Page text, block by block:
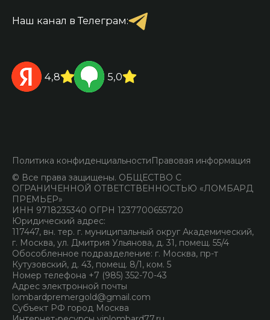
Наш канал в Телеграм:
4,8 5,0
Политика конфиденциальностиПравовая информация
© Все права защищены. ОБЩЕСТВО С
ОГРАНИЧЕННОЙ ОТВЕТСТВЕННОСТЬЮ «ЛОМБАРД
ПРЕМЬЕР»
ИНН 9718235340 ОГРН 1237700655720
Юридический адрес:
117447, вн. тер. г. муниципальный округ Академический,
г. Москва, ул. Дмитрия Ульянова, д. 31, помещ. 55/4
Обособленное подразделение: г. Москва, пр-т
Кутузовский, д. 43, помещ. 8/1, ком. 5
Номер телефона +7 (985) 352-70-43
Адрес электронной почты
lombardpremergold@gmail.com
Субъект РФ город Москва